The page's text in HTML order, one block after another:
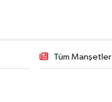
Tüm Manşetler